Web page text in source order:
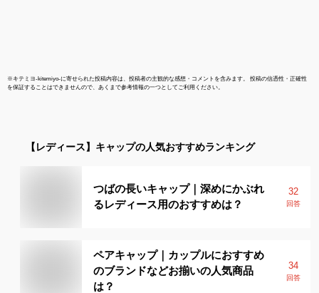
※キテミヨ-kitemiyo-に寄せられた投稿内容は、投稿者の主観的な感想・コメントを含みます。 投稿の信憑性・正確性
を保証することはできませんので、あくまで参考情報の一つとしてご利用ください。
【レディース】 キャップの人気おすすめランキング
つばの長いキャップ｜深めにかぶれ
るレディース用のおすすめは？
32
回答
ペアキャップ｜カップルにおすすめ
のブランドなどお揃いの人気商品
は？
34
回答